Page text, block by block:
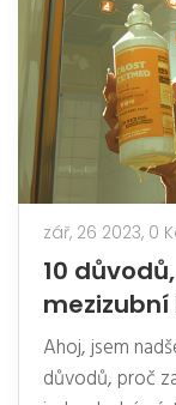
zář, 26 2023,
10
Ahoj, jsem
důvodů, proč